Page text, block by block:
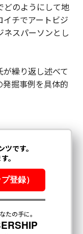
どのようにして地
チでアートビジ
ネスパーソンとし
繰り返し述べて
掘事例を具体的